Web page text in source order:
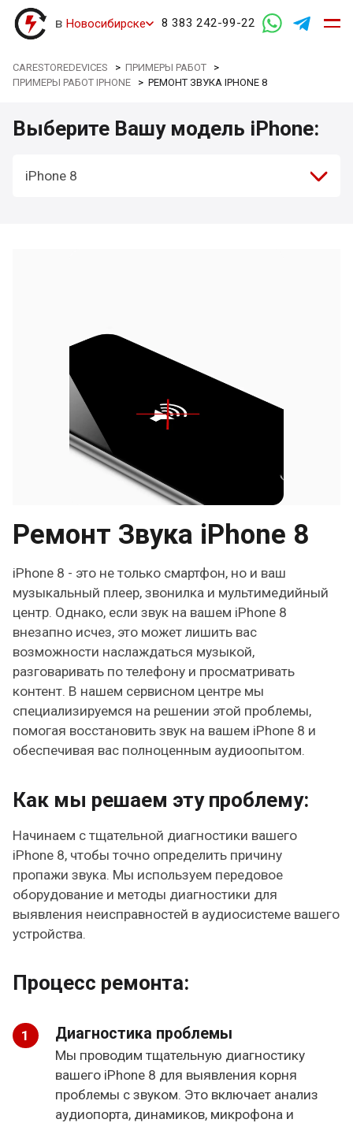
в Новосибирске 8 383 242-99-22
CARESTOREDEVICES >ПРИМЕРЫ РАБОТ >
ПРИМЕРЫ РАБОТ IPHONE >РЕМОНТ ЗВУКА IPHONE 8
Выберите Вашу модель iPhone:
iPhone 8
Ремонт Звука iPhone 8
iPhone 8 - это не только смартфон, но и ваш
музыкальный плеер, звонилка и мультимедийный
центр. Однако, если звук на вашем iPhone 8
внезапно исчез, это может лишить вас
возможности наслаждаться музыкой,
разговаривать по телефону и просматривать
контент. В нашем сервисном центре мы
специализируемся на решении этой проблемы,
помогая восстановить звук на вашем iPhone 8 и
обеспечивая вас полноценным аудиоопытом.
Как мы решаем эту проблему:
Начинаем с тщательной диагностики вашего
iPhone 8, чтобы точно определить причину
пропажи звука. Мы используем передовое
оборудование и методы диагностики для
выявления неисправностей в аудиосистеме вашего
устройства.
Процесс ремонта:
Диагностика проблемы
Мы проводим тщательную диагностику
вашего iPhone 8 для выявления корня
проблемы с звуком. Это включает анализ
аудиопорта, динамиков, микрофона и